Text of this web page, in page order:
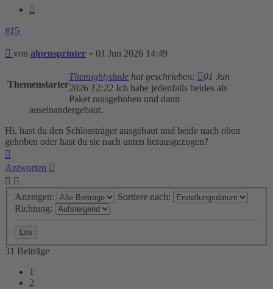
#15
Beitrag
von alpensprinter » 01 Jun 2026 14:49
Themenstarter
Themightydude hat geschrieben:
01 Jun
2026 12:22 Ich habe jedenfalls beides als
Paket rausgehoben und dann
auseinandergebaut.
Hi, hast du den Schlossträger ausgebaut und beide nach oben
gehoben oder hast du sie nach unten herausgezogen?
Antworten
Anzeigen:
Sortiere nach:
Richtung:
31 Beiträge
1
2